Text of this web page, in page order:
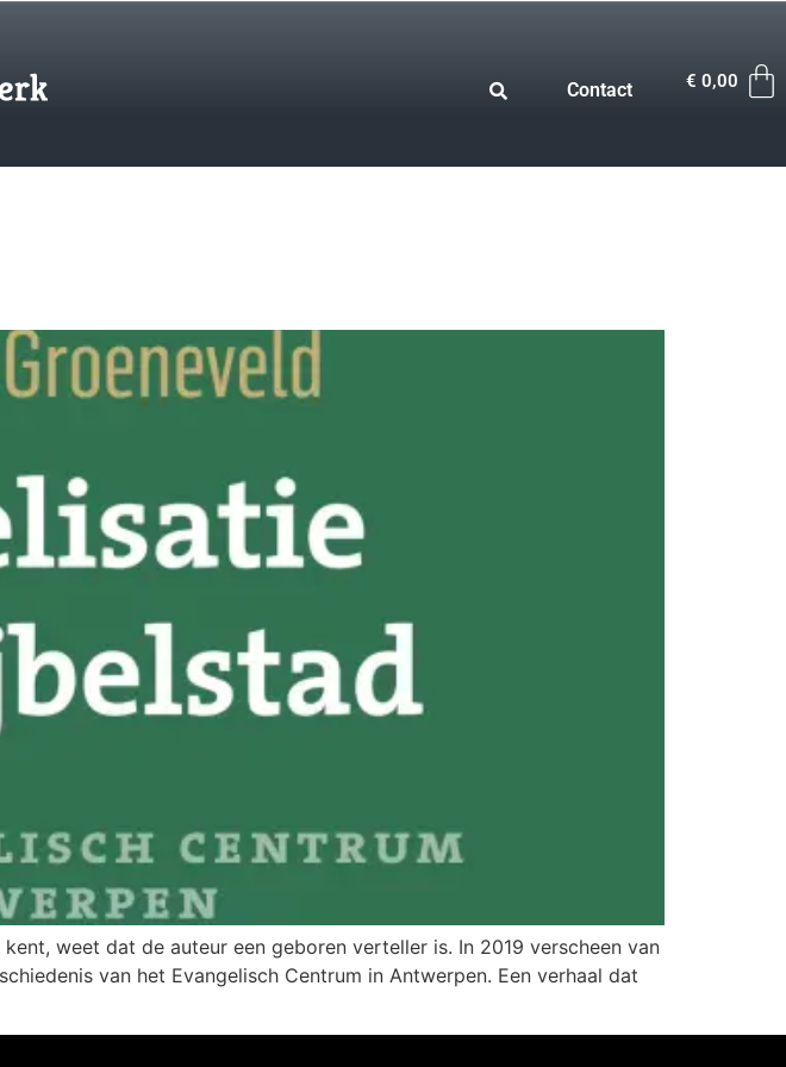
Contact € 0,00
weet dat de auteur een geboren verteller is. In 2019 verscheen van
van het Evangelisch Centrum in Antwerpen. Een verhaal dat